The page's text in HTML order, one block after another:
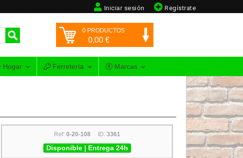
Regístrate
Iniciar sesión
0 PRODUCTOS
0,00 €
Hogar Ferretería Marcas
Ref: 0-20-108ID: 3361
Disponible | Entrega 24h